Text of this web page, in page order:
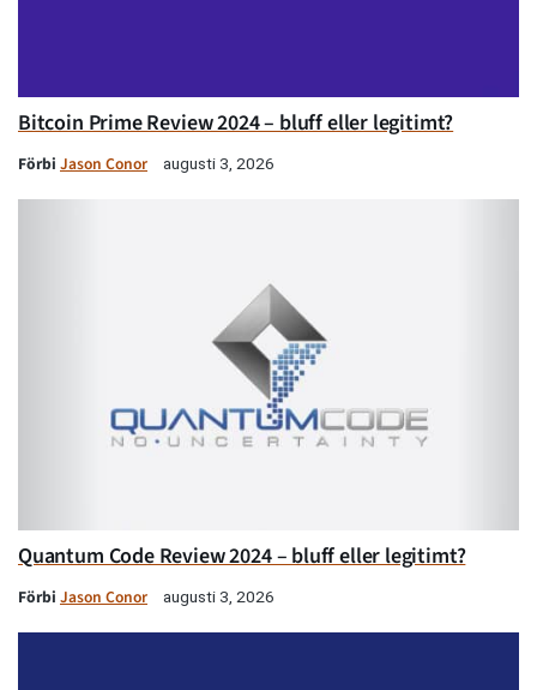
Bitcoin Prime Review 2024 – bluff eller legitimt?
Förbi Jason Conor augusti 3, 2026
Quantum Code Review 2024 – bluff eller legitimt?
Förbi Jason Conor augusti 3, 2026